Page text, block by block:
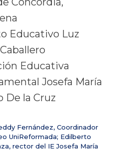
Educativo Luz
Educativa
Josefa María
De la Cruz
Fernández, Coordinador
UniReformada; Edilberto
rector del IE Josefa María